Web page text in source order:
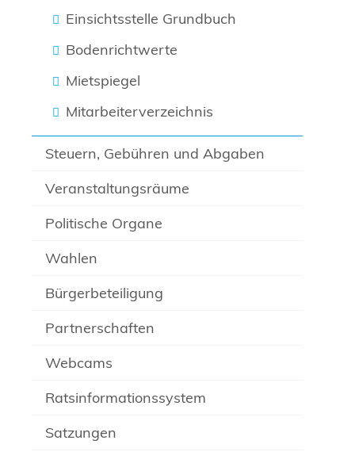
Einsichtsstelle Grundbuch
Bodenrichtwerte
Mietspiegel
Mitarbeiterverzeichnis
Steuern, Gebühren und Abgaben
Veranstaltungsräume
Politische Organe
Wahlen
Bürgerbeteiligung
Partnerschaften
Webcams
Ratsinformationssystem
Satzungen